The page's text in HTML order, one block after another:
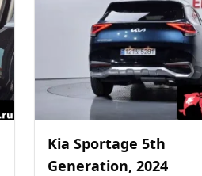
Kia Sportage 5th
Generation, 2024